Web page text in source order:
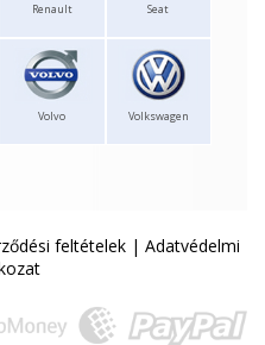
Renault Seat
Volvo Volkswagen
feltételek | Adatvédelmi